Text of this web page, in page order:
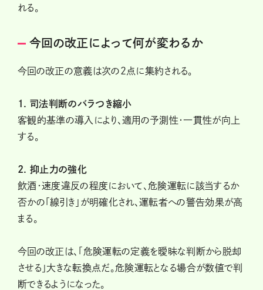
れる。
今回の改正によって何が変わるか
今回の改正の意義は次の2点に集約される。
1. 司法判断のバラつき縮小
客観的基準の導入により、適用の予測性・一貫性が向上
する。
2. 抑止力の強化
飲酒・速度違反の程度において、危険運転に該当するか
否かの「線引き」が明確化され、運転者への警告効果が高
まる。
今回の改正は、「危険運転の定義を曖昧な判断から脱却
させる」大きな転換点だ。危険運転となる場合が数値で判
断できるようになった。